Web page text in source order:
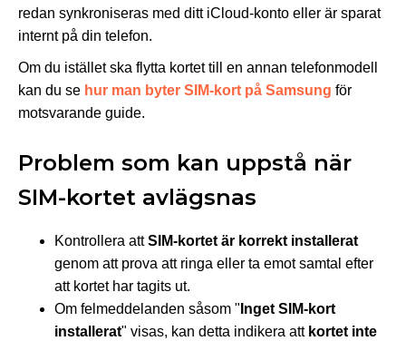
redan synkroniseras med ditt iCloud-konto eller är sparat
internt på din telefon.
Om du istället ska flytta kortet till en annan telefonmodell
kan du se hur man byter SIM-kort på Samsung för
motsvarande guide.
Problem som kan uppstå när
SIM-kortet avlägsnas
Kontrollera attSIM-kortet är korrekt installerat
genom att prova att ringa eller ta emot samtal efter
att kortet har tagits ut.
Om felmeddelanden såsom " Inget SIM-kort
installerat" visas, kan detta indikera att kortet inte